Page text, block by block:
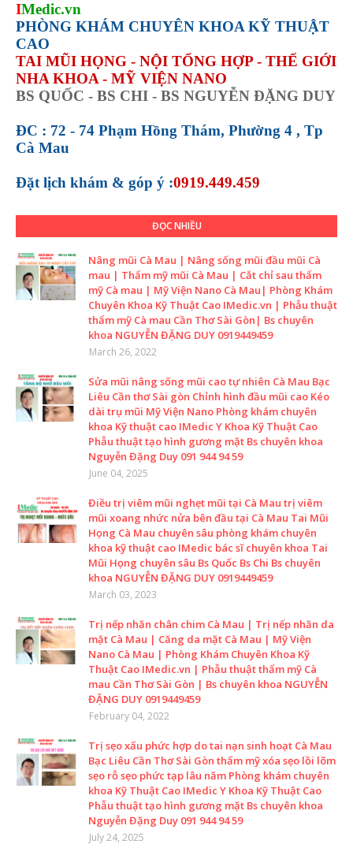
IMedic.vn
PHÒNG KHÁM CHUYÊN KHOA KỸ THUẬT
CAO
TAI MŨI HỌNG - NỘI TỔNG HỢP - THẾ GIỚI
NHA KHOA - MỸ VIỆN NANO
BS QUỐC - BS CHI - BS NGUYỄN ĐẶNG DUY
ĐC : 72 - 74 Phạm Hồng Thám, Phường 4 , Tp
Cà Mau
Đặt lịch khám & góp ý :0919.449.459
ĐỌC NHIỀU
Nâng mũi Cà Mau | Nâng sống mũi đầu mũi Cà
mau | Thẩm mỹ mũi Cà Mau | Cắt chỉ sau thẩm
mỹ Cà mau | Mỹ Viện Nano Cà Mau| Phòng Khám
Chuyên Khoa Kỹ Thuật Cao IMedic.vn | Phẫu thuật
thẩm mỹ Cà mau Cần Thơ Sài Gòn| Bs chuyên
khoa NGUYỄN ĐẶNG DUY 0919449459
March 26, 2022
Sửa mũi nâng sống mũi cao tự nhiên Cà Mau Bạc
Liêu Cần thơ Sài gòn Chỉnh hình đầu mũi cao Kéo
dài trụ mũi Mỹ Viện Nano Phòng khám chuyên
khoa Kỹ thuật cao IMedic Y Khoa Kỹ Thuật Cao
Phẫu thuật tạo hình gương mặt Bs chuyên khoa
Nguyễn Đặng Duy 091 944 94 59
June 04, 2025
Điều trị viêm mũi nghẹt mũi tại Cà Mau trị viêm
mũi xoang nhức nửa bên đầu tại Cà Mau Tai Mũi
Họng Cà Mau chuyên sâu phòng khám chuyên
khoa kỹ thuật cao IMedic bác sĩ chuyên khoa Tai
Mũi Họng chuyên sâu Bs Quốc Bs Chi Bs chuyên
khoa NGUYỄN ĐẶNG DUY 0919449459
March 03, 2023
Trị nếp nhăn chân chim Cà Mau | Trị nếp nhăn da
mặt Cà Mau | Căng da mặt Cà Mau | Mỹ Viện
Nano Cà Mau | Phòng Khám Chuyên Khoa Kỹ
Thuật Cao IMedic.vn | Phẫu thuật thẩm mỹ Cà
mau Cần Thơ Sài Gòn | Bs chuyên khoa NGUYỄN
ĐẶNG DUY 0919449459
February 04, 2022
Trị sẹo xấu phức hợp do tai nạn sinh hoạt Cà Mau
Bạc Liêu Cần Thơ Sài Gòn thẩm mỹ xóa sẹo lồi lõm
sẹo rỗ sẹo phức tạp lâu năm Phòng khám chuyên
khoa Kỹ Thuật Cao IMedic Y Khoa Kỹ Thuật Cao
Phẫu thuật tạo hình gương mặt Bs chuyên khoa
Nguyễn Đặng Duy 091 944 94 59
July 24, 2025